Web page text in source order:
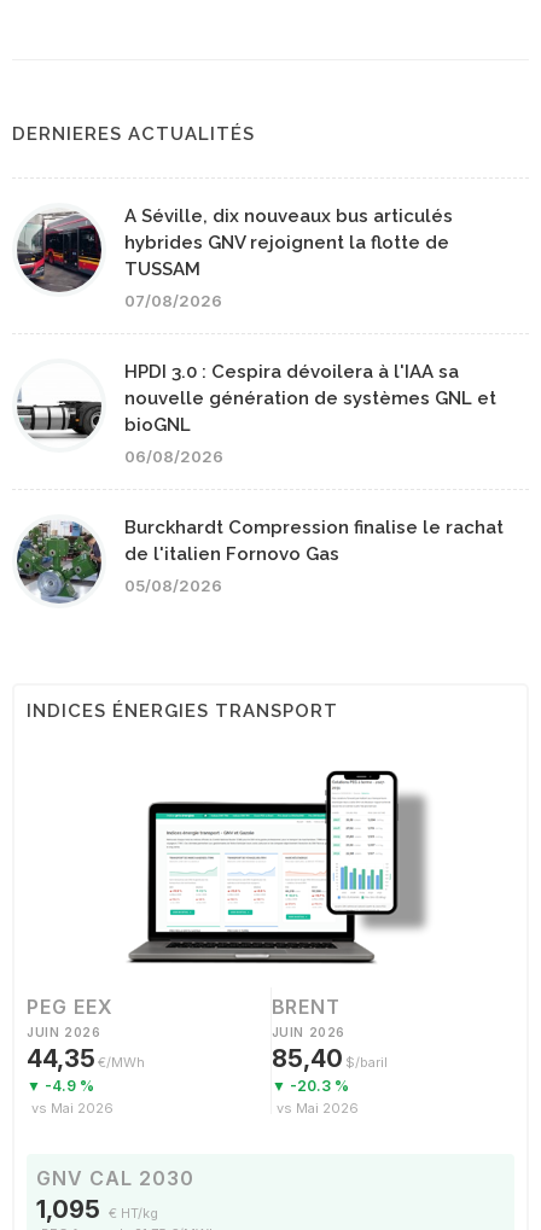
DERNIERES ACTUALITÉS
A Séville, dix nouveaux bus articulés
hybrides GNV rejoignent la flotte de
TUSSAM
07/08/2026
HPDI 3.0 : Cespira dévoilera à l'IAA sa
nouvelle génération de systèmes GNL et
bioGNL
06/08/2026
Burckhardt Compression finalise le rachat
de l'italien Fornovo Gas
05/08/2026
INDICES ÉNERGIES TRANSPORT
PEG EEX
JUIN 2026
44,35 €/MWh
▼ -4.9 %
vs Mai 2026
BRENT
JUIN 2026
85,40 $/baril
▼ -20.3 %
vs Mai 2026
GNV CAL 2030
1,095 € HT/kg